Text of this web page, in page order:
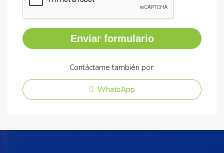
Enviar formulario
Contáctame también por:
WhatsApp